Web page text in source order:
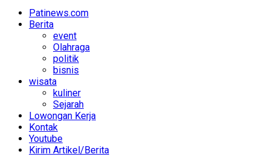
Patinews.com
Berita
event
Olahraga
politik
bisnis
wisata
kuliner
Sejarah
Lowongan Kerja
Kontak
Youtube
Kirim Artikel/Berita